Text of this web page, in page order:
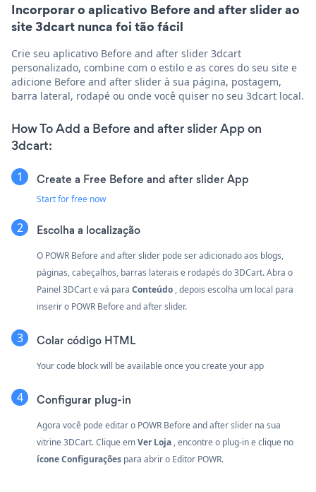
Incorporar o aplicativo Before and after slider ao
site 3dcart nunca foi tão fácil
Crie seu aplicativo Before and after slider 3dcart
personalizado, combine com o estilo e as cores do seu site e
adicione Before and after slider à sua página, postagem,
barra lateral, rodapé ou onde você quiser no seu 3dcart local.
How To Add a Before and after slider App on
3dcart:
Create a Free Before and after slider App
Start for free now
Escolha a localização
O POWR Before and after slider pode ser adicionado aos blogs,
páginas, cabeçalhos, barras laterais e rodapés do 3DCart. Abra o
Painel 3DCart e vá para Conteúdo , depois escolha um local para
inserir o POWR Before and after slider.
Colar código HTML
Your code block will be available once you create your app
Configurar plug-in
Agora você pode editar o POWR Before and after slider na sua
vitrine 3DCart. Clique emVer Loja , encontre o plug-in e clique no
ícone Configurações para abrir o Editor POWR.